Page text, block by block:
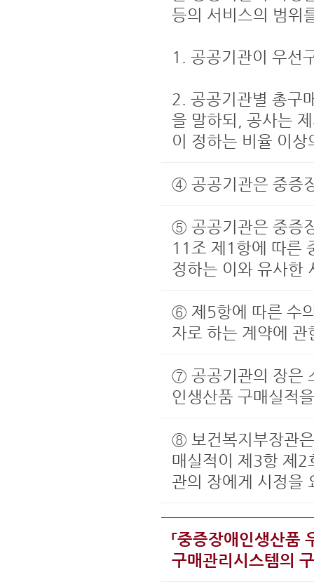
등의 서비스의 범위
1. 공공기관이 우선
2. 공공기관별 총구
을 말하되, 공사는
이 정하는 비율 이
④ 공공기관은 중증
⑤ 공공기관은 중증
11조 제1항에 따른
정하는 이와 유사한
⑥ 제5항에 따른 수
자로 하는 계약에 관
⑦ 공공기관의 장은
인생산품 구매실적
⑧ 보건복지부장관
매실적이 제3항 제2
관의 장에게 시정을
「중증장애인생산품
구매관리시스템의